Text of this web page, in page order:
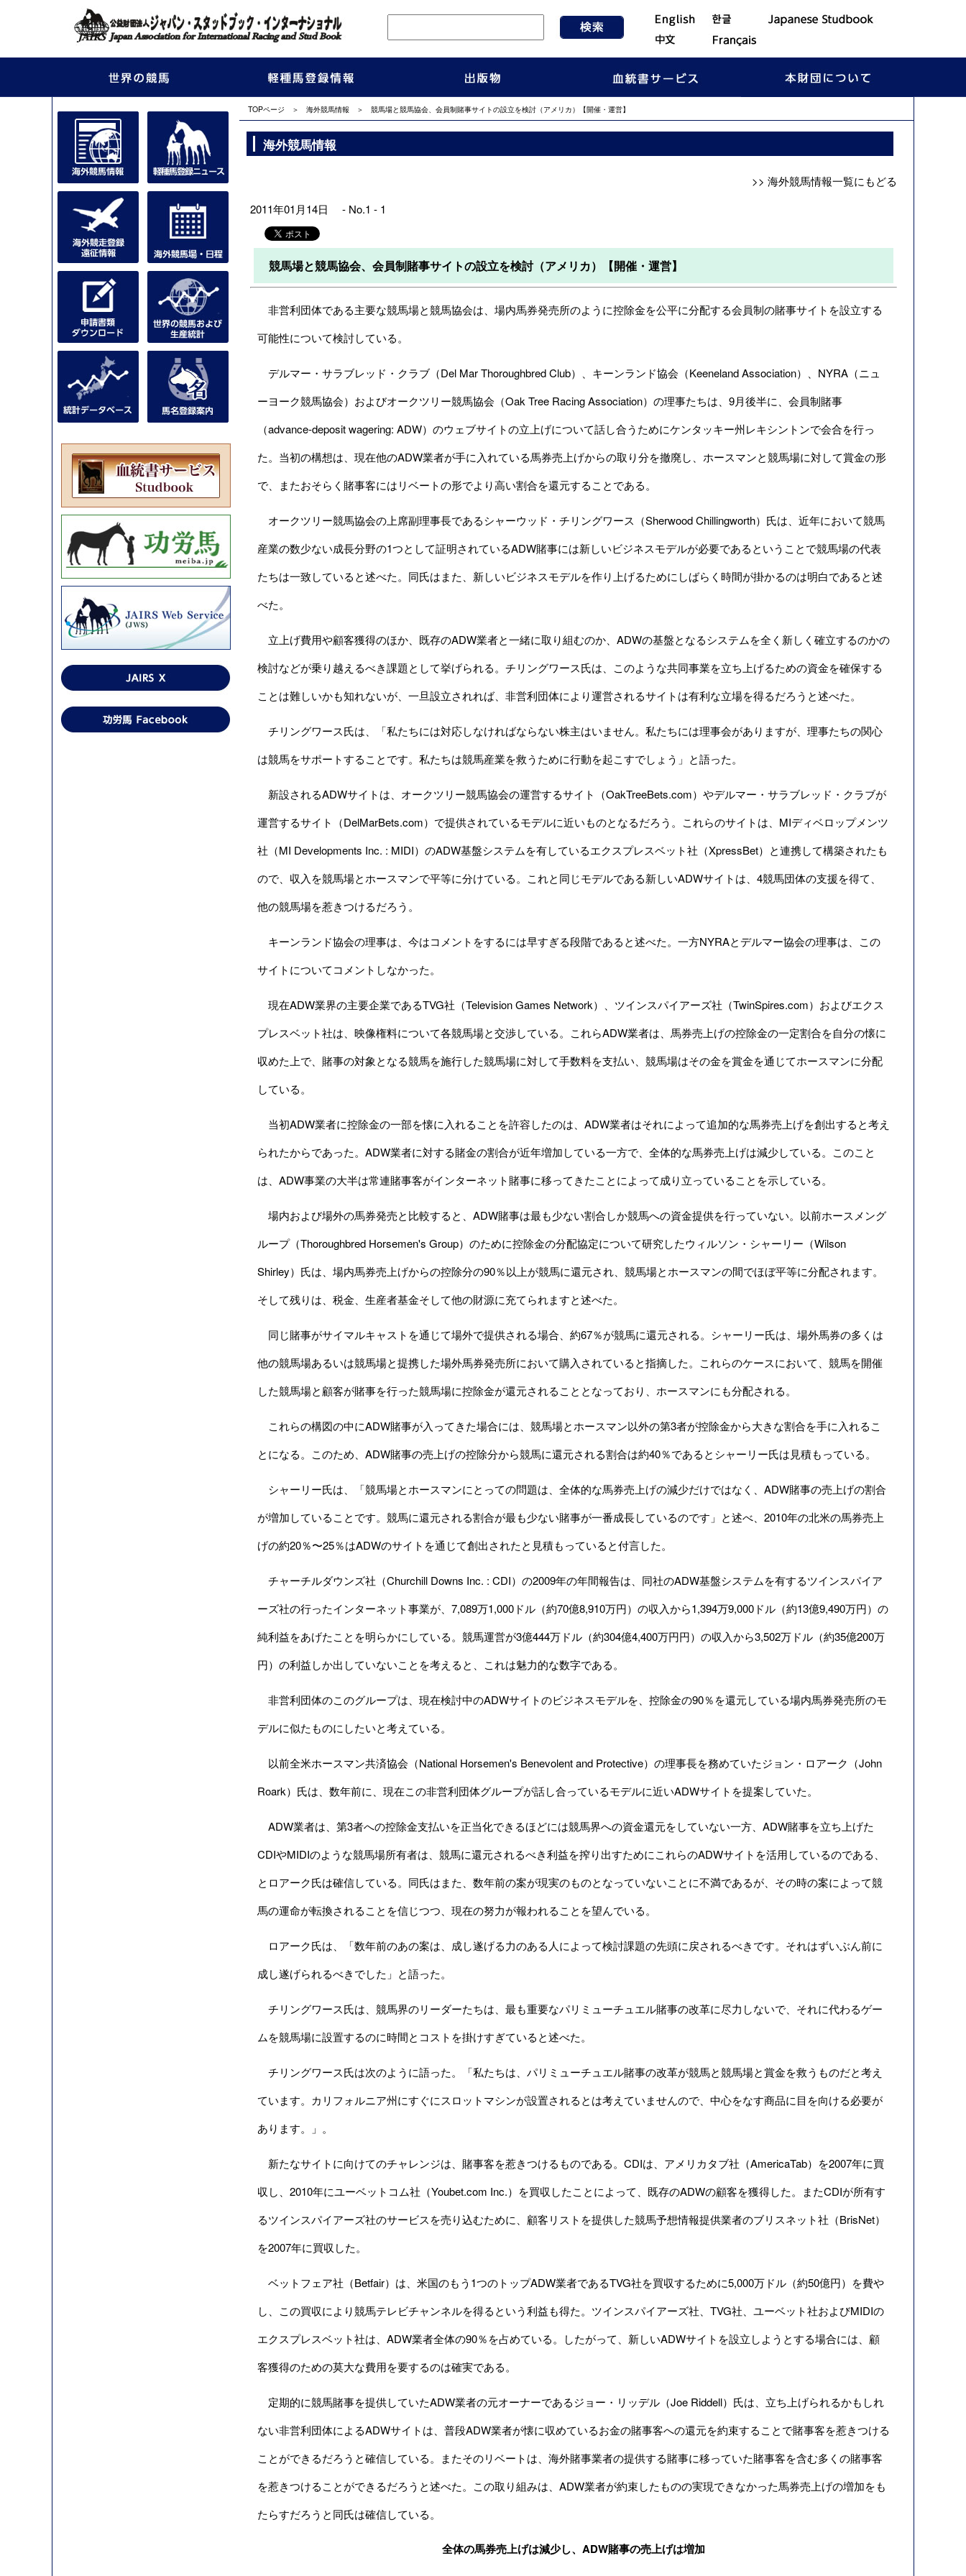
TOPページ ＞ 海外競馬情報 ＞ 競馬場と競馬協会、会員制賭事サイトの設立を検討（アメリカ）【開催・運営】
海外競馬情報
>> 海外競馬情報一覧にもどる
2011年01月14日 - No.1 - 1
競馬場と競馬協会、会員制賭事サイトの設立を検討（アメリカ）【開催・運営】
非営利団体である主要な競馬場と競馬協会は、場内馬券発売所のように控除金を公平に分配する会員制の賭事サイトを設立する
可能性について検討している。
デルマー・サラブレッド・クラブ（Del Mar Thoroughbred Club）、キーンランド協会（Keeneland Association）、NYRA（ニュ
ーヨーク競馬協会）およびオークツリー競馬協会（Oak Tree Racing Association）の理事たちは、9月後半に、会員制賭事
（advance-deposit wagering: ADW）のウェブサイトの立上げについて話し合うためにケンタッキー州レキシントンで会合を行っ
た。当初の構想は、現在他のADW業者が手に入れている馬券売上げからの取り分を撤廃し、ホースマンと競馬場に対して賞金の形
で、またおそらく賭事客にはリベートの形でより高い割合を還元することである。
オークツリー競馬協会の上席副理事長であるシャーウッド・チリングワース（Sherwood Chillingworth）氏は、近年において競馬
産業の数少ない成長分野の1つとして証明されているADW賭事には新しいビジネスモデルが必要であるということで競馬場の代表
たちは一致していると述べた。同氏はまた、新しいビジネスモデルを作り上げるためにしばらく時間が掛かるのは明白であると述
べた。
立上げ費用や顧客獲得のほか、既存のADW業者と一緒に取り組むのか、ADWの基盤となるシステムを全く新しく確立するのかの
検討などが乗り越えるべき課題として挙げられる。チリングワース氏は、このような共同事業を立ち上げるための資金を確保する
ことは難しいかも知れないが、一旦設立されれば、非営利団体により運営されるサイトは有利な立場を得るだろうと述べた。
チリングワース氏は、「私たちには対応しなければならない株主はいません。私たちには理事会がありますが、理事たちの関心
は競馬をサポートすることです。私たちは競馬産業を救うために行動を起こすでしょう」と語った。
新設されるADWサイトは、オークツリー競馬協会の運営するサイト（OakTreeBets.com）やデルマー・サラブレッド・クラブが
運営するサイト（DelMarBets.com）で提供されているモデルに近いものとなるだろう。これらのサイトは、MIディベロップメンツ
社（MI Developments Inc. : MIDI）のADW基盤システムを有しているエクスプレスベット社（XpressBet）と連携して構築されたも
ので、収入を競馬場とホースマンで平等に分けている。これと同じモデルである新しいADWサイトは、4競馬団体の支援を得て、
他の競馬場を惹きつけるだろう。
キーンランド協会の理事は、今はコメントをするには早すぎる段階であると述べた。一方NYRAとデルマー協会の理事は、この
サイトについてコメントしなかった。
現在ADW業界の主要企業であるTVG社（Television Games Network）、ツインスパイアーズ社（TwinSpires.com）およびエクス
プレスベット社は、映像権料について各競馬場と交渉している。これらADW業者は、馬券売上げの控除金の一定割合を自分の懐に
収めた上で、賭事の対象となる競馬を施行した競馬場に対して手数料を支払い、競馬場はその金を賞金を通じてホースマンに分配
している。
当初ADW業者に控除金の一部を懐に入れることを許容したのは、ADW業者はそれによって追加的な馬券売上げを創出すると考え
られたからであった。ADW業者に対する賭金の割合が近年増加している一方で、全体的な馬券売上げは減少している。このこと
は、ADW事業の大半は常連賭事客がインターネット賭事に移ってきたことによって成り立っていることを示している。
場内および場外の馬券発売と比較すると、ADW賭事は最も少ない割合しか競馬への資金提供を行っていない。以前ホースメング
ループ（Thoroughbred Horsemen's Group）のために控除金の分配協定について研究したウィルソン・シャーリー（Wilson
Shirley）氏は、場内馬券売上げからの控除分の90％以上が競馬に還元され、競馬場とホースマンの間でほぼ平等に分配されます。
そして残りは、税金、生産者基金そして他の財源に充てられますと述べた。
同じ賭事がサイマルキャストを通じて場外で提供される場合、約67％が競馬に還元される。シャーリー氏は、場外馬券の多くは
他の競馬場あるいは競馬場と提携した場外馬券発売所において購入されていると指摘した。これらのケースにおいて、競馬を開催
した競馬場と顧客が賭事を行った競馬場に控除金が還元されることとなっており、ホースマンにも分配される。
これらの構図の中にADW賭事が入ってきた場合には、競馬場とホースマン以外の第3者が控除金から大きな割合を手に入れるこ
とになる。このため、ADW賭事の売上げの控除分から競馬に還元される割合は約40％であるとシャーリー氏は見積もっている。
シャーリー氏は、「競馬場とホースマンにとっての問題は、全体的な馬券売上げの減少だけではなく、ADW賭事の売上げの割合
が増加していることです。競馬に還元される割合が最も少ない賭事が一番成長しているのです」と述べ、2010年の北米の馬券売上
げの約20％〜25％はADWのサイトを通じて創出されたと見積もっていると付言した。
チャーチルダウンズ社（Churchill Downs Inc. : CDI）の2009年の年間報告は、同社のADW基盤システムを有するツインスパイア
ーズ社の行ったインターネット事業が、7,089万1,000ドル（約70億8,910万円）の収入から1,394万9,000ドル（約13億9,490万円）の
純利益をあげたことを明らかにしている。競馬運営が3億444万ドル（約304億4,400万円円）の収入から3,502万ドル（約35億200万
円）の利益しか出していないことを考えると、これは魅力的な数字である。
非営利団体のこのグループは、現在検討中のADWサイトのビジネスモデルを、控除金の90％を還元している場内馬券発売所のモ
デルに似たものにしたいと考えている。
以前全米ホースマン共済協会（National Horsemen's Benevolent and Protective）の理事長を務めていたジョン・ロアーク（John
Roark）氏は、数年前に、現在この非営利団体グループが話し合っているモデルに近いADWサイトを提案していた。
ADW業者は、第3者への控除金支払いを正当化できるほどには競馬界への資金還元をしていない一方、ADW賭事を立ち上げた
CDIやMIDIのような競馬場所有者は、競馬に還元されるべき利益を搾り出すためにこれらのADWサイトを活用しているのである、
とロアーク氏は確信している。同氏はまた、数年前の案が現実のものとなっていないことに不満であるが、その時の案によって競
馬の運命が転換されることを信じつつ、現在の努力が報われることを望んでいる。
ロアーク氏は、「数年前のあの案は、成し遂げる力のある人によって検討課題の先頭に戻されるべきです。それはずいぶん前に
成し遂げられるべきでした」と語った。
チリングワース氏は、競馬界のリーダーたちは、最も重要なパリミューチュエル賭事の改革に尽力しないで、それに代わるゲー
ムを競馬場に設置するのに時間とコストを掛けすぎていると述べた。
チリングワース氏は次のように語った。「私たちは、パリミューチュエル賭事の改革が競馬と競馬場と賞金を救うものだと考え
ています。カリフォルニア州にすぐにスロットマシンが設置されるとは考えていませんので、中心をなす商品に目を向ける必要が
あります。」。
新たなサイトに向けてのチャレンジは、賭事客を惹きつけるものである。CDIは、アメリカタブ社（AmericaTab）を2007年に買
収し、2010年にユーベットコム社（Youbet.com Inc.）を買収したことによって、既存のADWの顧客を獲得した。またCDIが所有す
るツインスパイアーズ社のサービスを売り込むために、顧客リストを提供した競馬予想情報提供業者のブリスネット社（BrisNet）
を2007年に買収した。
ベットフェア社（Betfair）は、米国のもう1つのトップADW業者であるTVG社を買収するために5,000万ドル（約50億円）を費や
し、この買収により競馬テレビチャンネルを得るという利益も得た。ツインスパイアーズ社、TVG社、ユーベット社およびMIDIの
エクスプレスベット社は、ADW業者全体の90％を占めている。したがって、新しいADWサイトを設立しようとする場合には、顧
客獲得のための莫大な費用を要するのは確実である。
定期的に競馬賭事を提供していたADW業者の元オーナーであるジョー・リッデル（Joe Riddell）氏は、立ち上げられるかもしれ
ない非営利団体によるADWサイトは、普段ADW業者が懐に収めているお金の賭事客への還元を約束することで賭事客を惹きつける
ことができるだろうと確信している。またそのリベートは、海外賭事業者の提供する賭事に移っていた賭事客を含む多くの賭事客
を惹きつけることができるだろうと述べた。この取り組みは、ADW業者が約束したものの実現できなかった馬券売上げの増加をも
たらすだろうと同氏は確信している。
全体の馬券売上げは減少し、ADW賭事の売上げは増加